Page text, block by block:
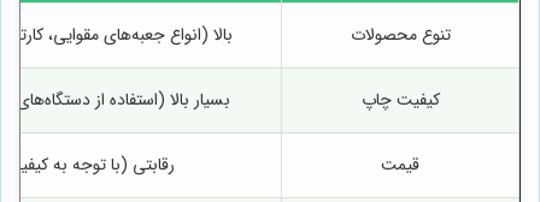
تنوع محصولات بالا (انواع جعبه‌های مقوایی،
کیفیت چاپ بسیار بالا (استفاده از
قیمت رقابتی (با توجه به کیفیت